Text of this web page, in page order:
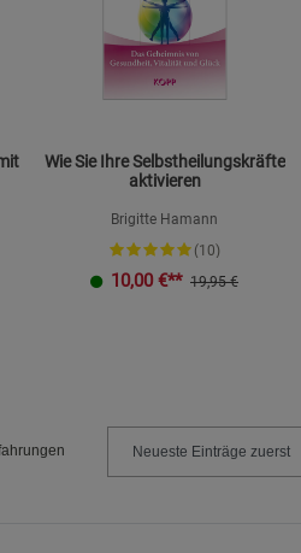
Wie Sie Ihre Selbstheilungskräfte
aktivieren
Brigitte Hamann
(10)
10,00 €** 19,95 €